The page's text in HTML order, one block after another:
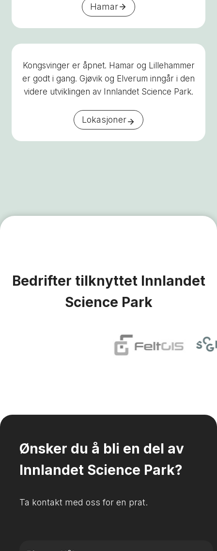
Hamar
Kongsvinger er åpnet. Hamar og Lillehammer
er godt i gang. Gjøvik og Elverum inngår i den
videre utviklingen av Innlandet Science Park.
Lokasjoner
Bedrifter tilknyttet Innlandet
Science Park
Ønsker du å bli en del av
Innlandet Science Park?
Ta kontakt med oss for en prat.